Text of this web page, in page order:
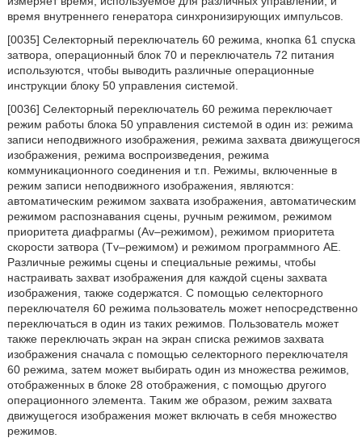
время внутреннего генератора синхронизирующих импульсов.
[0035] Селекторный переключатель 60 режима, кнопка 61 спуска
затвора, операционный блок 70 и переключатель 72 питания
используются, чтобы выводить различные операционные
инструкции блоку 50 управления системой.
[0036] Селекторный переключатель 60 режима переключает
режим работы блока 50 управления системой в один из: режима
записи неподвижного изображения, режима захвата движущегося
изображения, режима воспроизведения, режима
коммуникационного соединения и т.п. Режимы, включенные в
режим записи неподвижного изображения, являются:
автоматическим режимом захвата изображения, автоматическим
режимом распознавания сцены, ручным режимом, режимом
приоритета диафрагмы (Av–режимом), режимом приоритета
скорости затвора (Tv–режимом) и режимом программного AE.
Различные режимы сцены и специальные режимы, чтобы
настраивать захват изображения для каждой сцены захвата
изображения, также содержатся. С помощью селекторного
переключателя 60 режима пользователь может непосредственно
переключаться в один из таких режимов. Пользователь может
также переключать экран на экран списка режимов захвата
изображения сначала с помощью селекторного переключателя
60 режима, затем может выбирать один из множества режимов,
отображенных в блоке 28 отображения, с помощью другого
операционного элемента. Таким же образом, режим захвата
движущегося изображения может включать в себя множество
режимов.